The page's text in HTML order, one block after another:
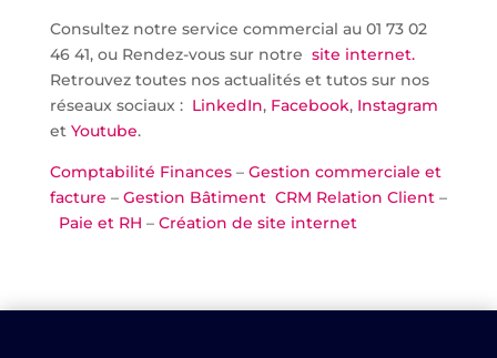
Consultez notre service commercial au 01 73 02
46 41, ou Rendez-vous sur notre site internet.
Retrouvez toutes nos actualités et tutos sur nos
réseaux sociaux : LinkedIn,Facebook,Instagram
etYoutube.
Comptabilité Finances–Gestion commerciale et
facture – Gestion Bâtiment CRM Relation Client–
Paie et RH –Création de site internet